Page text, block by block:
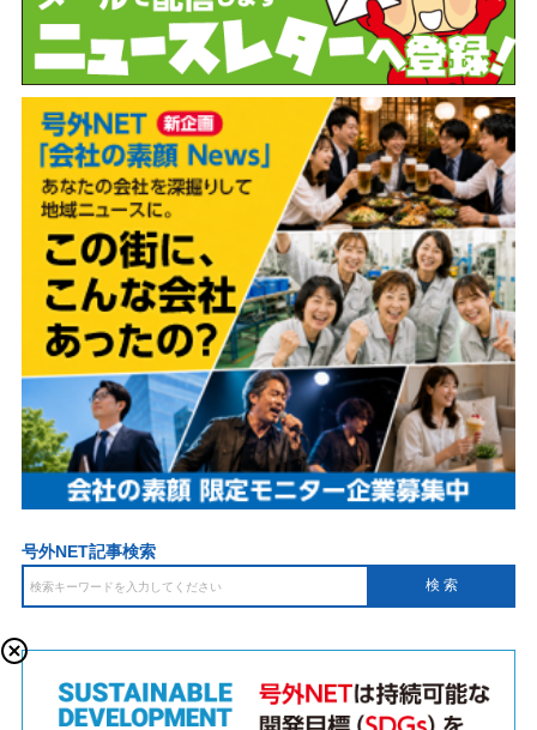
号外NET記事検索